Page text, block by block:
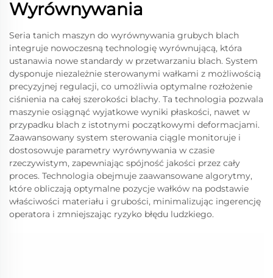
Wyrównywania
Seria tanich maszyn do wyrównywania grubych blach
integruje nowoczesną technologię wyrównującą, która
ustanawia nowe standardy w przetwarzaniu blach. System
dysponuje niezależnie sterowanymi wałkami z możliwością
precyzyjnej regulacji, co umożliwia optymalne rozłożenie
ciśnienia na całej szerokości blachy. Ta technologia pozwala
maszynie osiągnąć wyjatkowe wyniki płaskości, nawet w
przypadku blach z istotnymi początkowymi deformacjami.
Zaawansowany system sterowania ciągle monitoruje i
dostosowuje parametry wyrównywania w czasie
rzeczywistym, zapewniając spójność jakości przez cały
proces. Technologia obejmuje zaawansowane algorytmy,
które obliczają optymalne pozycje wałków na podstawie
właściwości materiału i grubości, minimalizując ingerencję
operatora i zmniejszając ryzyko błędu ludzkiego.